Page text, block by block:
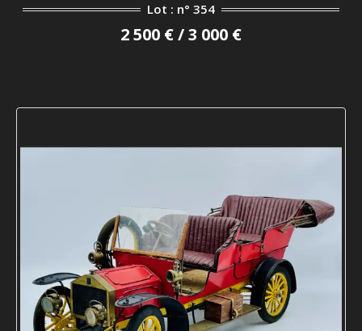
Lot : n° 354
2 500 € / 3 000 €